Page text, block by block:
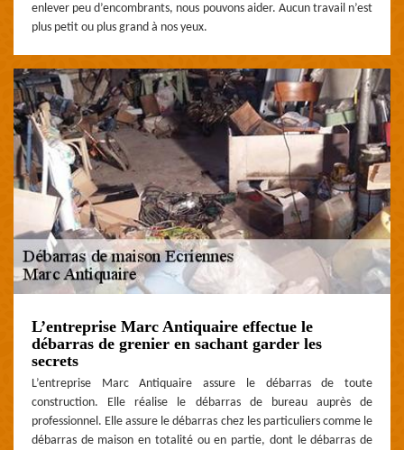
enlever peu d’encombrants, nous pouvons aider. Aucun travail n’est
plus petit ou plus grand à nos yeux.
L’entreprise Marc Antiquaire effectue le
débarras de grenier en sachant garder les
secrets
L’entreprise Marc Antiquaire assure le débarras de toute
construction. Elle réalise le débarras de bureau auprès de
professionnel. Elle assure le débarras chez les particuliers comme le
débarras de maison en totalité ou en partie, dont le débarras de